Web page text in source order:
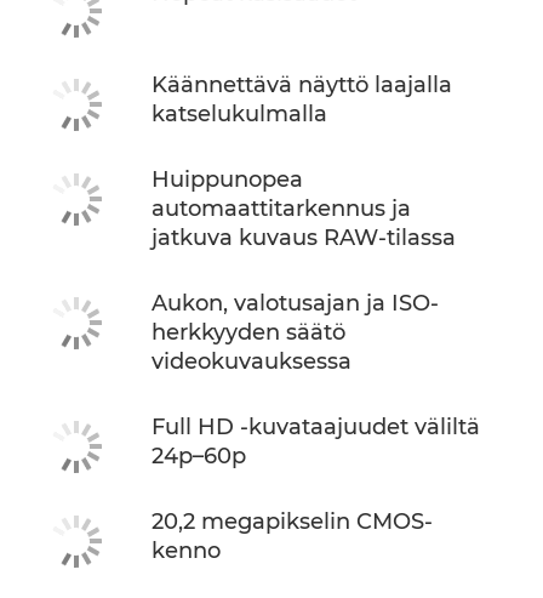
Käännettävä näyttö laajalla
katselukulmalla
Huippunopea
automaattitarkennus ja
jatkuva kuvaus RAW-tilassa
Aukon, valotusajan ja ISO-
herkkyyden säätö
videokuvauksessa
Full HD -kuvataajuudet väliltä
24p–60p
20,2 megapikselin CMOS-
kenno